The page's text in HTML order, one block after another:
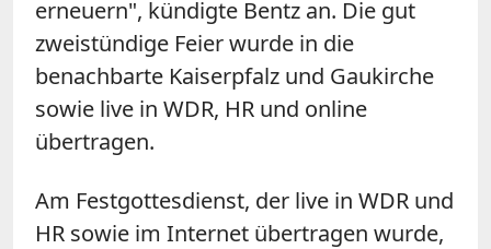
erneuern", kündigte Bentz an. Die gut
zweistündige Feier wurde in die
benachbarte Kaiserpfalz und Gaukirche
sowie live in WDR, HR und online
übertragen.
Am Festgottesdienst, der live in WDR und
HR sowie im Internet übertragen wurde,